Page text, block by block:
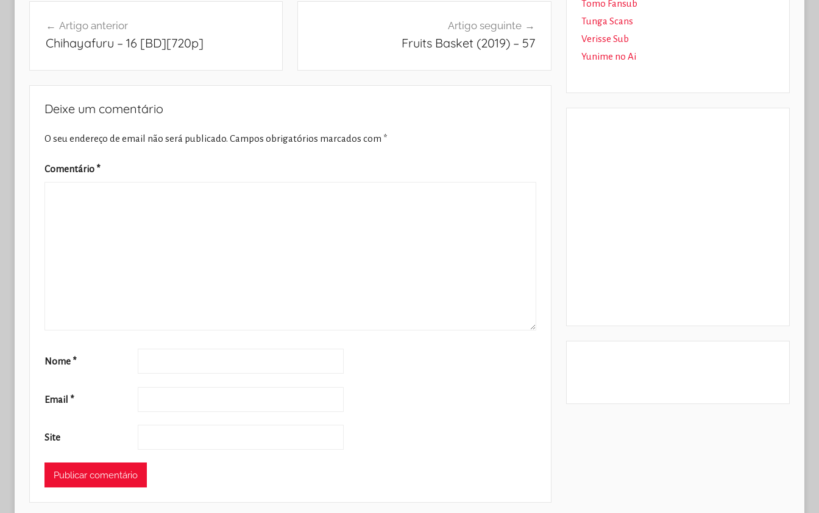
artigos
Artigo anterior
Chihayafuru – 16 [BD][720p]
Artigo seguinte
Fruits Basket (2019) – 57
Deixe um comentário
O seu endereço de email não será publicado. Campos obrigatórios marcados com *
Comentário *
Nome *
Email *
Site
Tomo Fansub
Tunga Scans
Verisse Sub
Yunime no Ai